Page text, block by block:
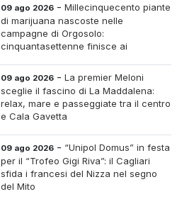
09 ago 2026 -Millecinquecento piante
di marijuana nascoste nelle
campagne di Orgosolo:
cinquantasettenne finisce ai
09 ago 2026 -La premier Meloni
sceglie il fascino di La Maddalena:
relax, mare e passeggiate tra il centro
e Cala Gavetta
09 ago 2026 - “Unipol Domus” in festa
per il “Trofeo Gigi Riva”: il Cagliari
sfida i francesi del Nizza nel segno
del Mito